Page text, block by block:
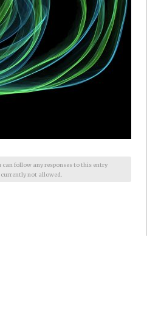
can follow any responses to this entry
currently not allowed.